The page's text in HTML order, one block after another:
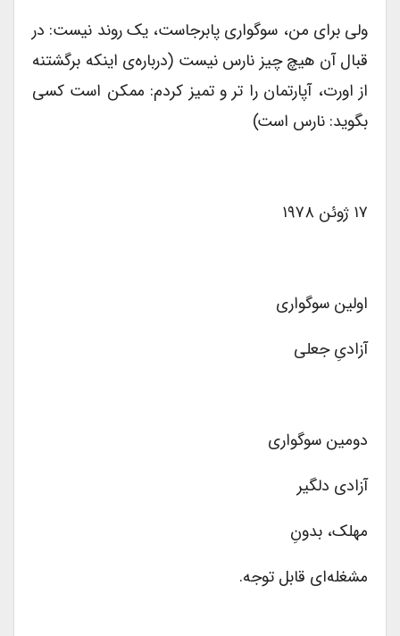
ولی برای من، سوگواری پابرجاست، یک روند نیست: در
قبال آن هیچ چیز نارس نیست (درباره‌ی اینکه برگشتنه
از اورت، آپارتمان را تر و تمیز کردم: ممکن است کسی
بگوید: نارس است)
۱۷ ژوئن ۱۹۷۸
اولین سوگواری
آزادیِ جعلی
دومین سوگواری
آزادی دلگیر
مهلک، بدونِ
مشغله‌ای قابل توجه.